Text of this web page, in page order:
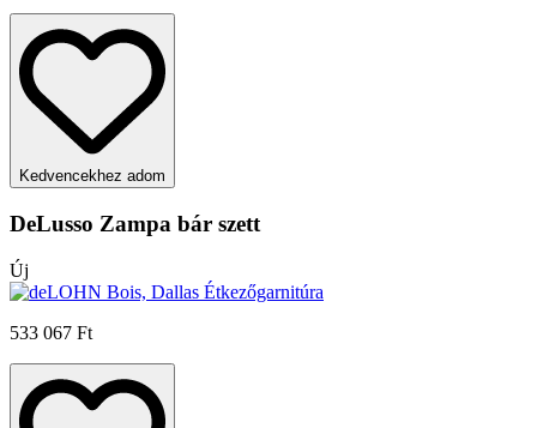
Kedvencekhez adom
DeLusso Zampa bár szett
Új
533 067 Ft